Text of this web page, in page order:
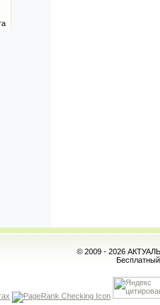
© 2009 - 2026